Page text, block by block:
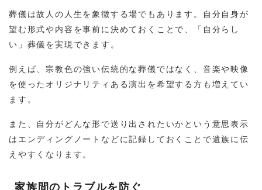
葬儀は故人の人生を象徴する場でもあります。自分自身が
望む形式や内容を事前に決めておくことで、「自分らし
い」葬儀を実現できます。
例えば、宗教色の強い伝統的な葬儀ではなく、音楽や映像
を使ったオリジナリティある演出を希望する方も増えてい
ます。
また、自分がどんな形で送り出されたいかという意思表示
はエンディングノートなどに記録しておくことで遺族に伝
えやすくなります。
家族間のトラブルを防ぐ